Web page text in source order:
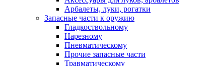
Арбалеты, луки, рогатки
Запасные части к оружию
Гладкоствольному
Нарезному
Пневматическому
Прочие запасные части
Травматическому